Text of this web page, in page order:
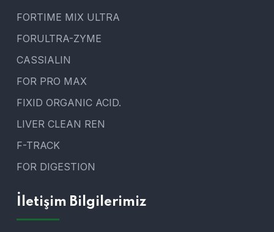
FORTIME MIX ULTRA
FORULTRA-ZYME
CASSIALIN
FOR PRO MAX
FIXID ORGANIC ACID.
LIVER CLEAN REN
F-TRACK
FOR DIGESTION
İletişim Bilgilerimiz